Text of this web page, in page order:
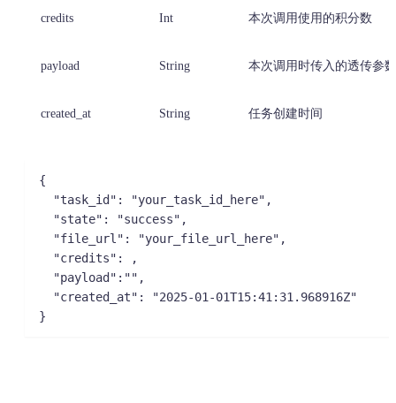
credits Int 本次调用使用的积分数
payload String 本次调用时传入的透传参数
created_at String 任务创建时间
{
}